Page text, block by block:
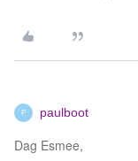
P paulboot
Dag Esmee,